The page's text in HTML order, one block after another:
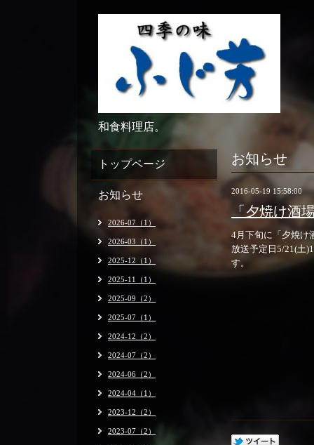
和食料理店。
お知らせ
2016-05-19 15:58:00
「夕焼け酒
4月下旬に「夕焼け
放送予定日5/21(土
す。
トップページ
お知らせ
2026-07（1）
2026-03（1）
2025-12（1）
2025-11（1）
2025-09（2）
2025-07（1）
2024-12（2）
2024-07（2）
2024-06（2）
2024-04（1）
2023-12（2）
2023-07（2）